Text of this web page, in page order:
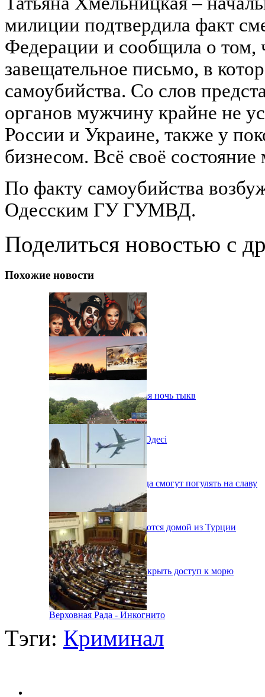
милиции подтвердила факт
Федерации и сообщила о том,
завещательное письмо, в
самоубийства. Со слов
органов мужчину крайне не
России и Украине, также у
бизнесом. Всё своё
По факту самоубийства
Одесским ГУ ГУМВД.
Поделиться новостью с
Похожие новости
В Одессе пройдет шестая ночь тыкв
Новий автокінотеатр в Одесі
Одесситы на День города смогут погулять на славу
38 украинцев возвращаются домой из Турции
В Одессе вынуждены закрыть доступ к морю
Верховная Рада - Инкогнито
Тэги: Криминал